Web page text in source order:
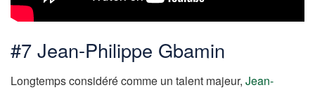
#7 Jean-Philippe Gbamin
Longtemps considéré comme un talent majeur, Jean-